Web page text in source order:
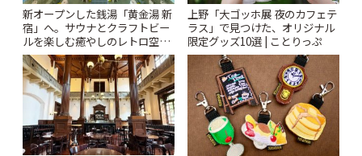
新オープンした銭湯「黄金湯 新
宿」へ。サウナとクラフトビー
ルを楽しむ癒やしのレトロ空間
| ことりっぷ
上野「大ゴッホ展 夜のカフェテ
ラス」で見つけた、オリジナル
限定グッズ10選 | ことりっぷ